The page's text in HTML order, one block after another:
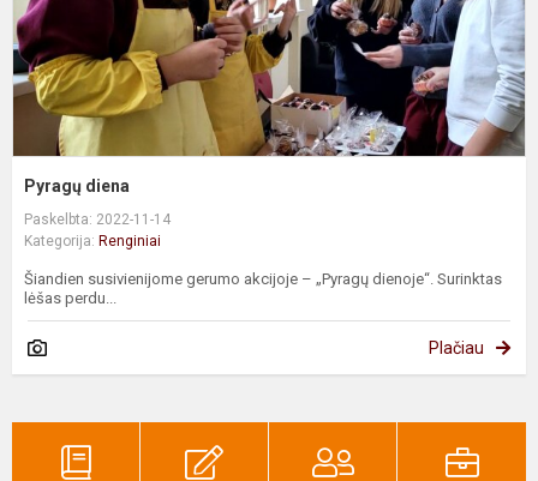
Pyragų diena
Paskelbta: 2022-11-14
Kategorija: Renginiai
Šiandien susivienijome gerumo akcijoje – „Pyragų dienoje“. Surinktas
lėšas perdu...
Plačiau